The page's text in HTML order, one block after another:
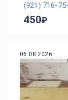
(921) 716-
450
06.08.2026